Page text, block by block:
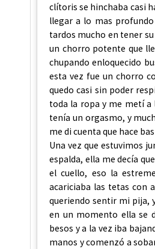
clítoris se hinchaba casi
llegar a lo mas
tardos mucho en tener
un chorro potente que
chupando enloquecido
esta vez fue un chorro
quedo casi sin poder
toda la ropa y me metí a
tenía un orgasmo, y
me di cuenta que hace
Una vez que estuvimos
espalda, ella me decía
el cuello, eso la
acariciaba las tetas con
queriendo sentir mi pija,
en un momento ella se
besos y a la vez iba
manos y comenzó a